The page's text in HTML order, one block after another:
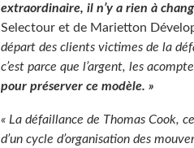
extraordinaire, il n’y a rien à
Selectour et de Marietton
départ des clients victimes de la
c’est parce que l’argent, les
pour préserver ce modèle. »
« La défaillance de Thomas Cook,
d’un cycle d’organisation des